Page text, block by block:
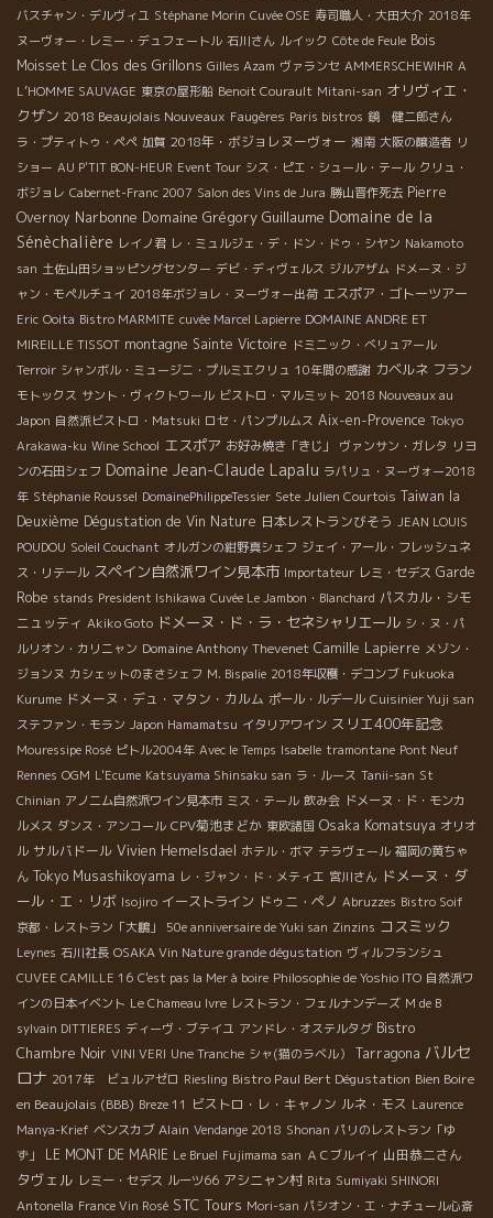
バスチャン・デルヴィユ Stéphane Morin Cuvée OSE 寿司職人・大田大介 2018年
ヌーヴォー・レミー・デュフェートル 石川さん ルイック Côte de Feule Bois
Moisset Le Clos des Grillons Gilles Azam ヴァランセ AMMERSCHEWIHR A
L’HOMME SAUVAGE 東京の屋形船 Benoit Courault Mitani-san オリヴィエ・
クザン 2018 Beaujolais Nouveaux Faugères Paris bistros 鏡 健二郎さん
ラ・プティトゥ・ペペ 加賀 2018年・ボジョレヌーヴォー 湘南 大阪の醸造者 リ
ショー AU P'TIT BON-HEUR Event Tour シス・ピエ・シュール・テール クリュ・
ボジョレ Cabernet-Franc 2007 Salon des Vins de Jura 勝山晋作死去 Pierre
Overnoy Narbonne Domaine Grégory Guillaume Domaine de la
Sénèchalière レイノ君 レ・ミュルジェ・デ・ドン・ドゥ・シヤン Nakamoto
san 土佐山田ショッピングセンター デビ・ディヴェルス ジルアザム ドメーヌ・ジ
ャン・モペルチュイ 2018年ボジョレ・ヌーヴォー出荷 エスポア・ゴトーツアー
Eric Ooita Bistro MARMITE cuvée Marcel Lapierre DOMAINE ANDRE ET
MIREILLE TISSOT montagne Sainte Victoire ドミニック・べリュアール
Terroir シャンボル・ミュージニ・プルミエクリュ 10年間の感謝 カベルネ フラン
モトックス サント・ヴィクトワール ビストロ・マルミット 2018 Nouveaux au
Japon 自然派ビストロ・Matsuki ロセ・パンプルムス Aix-en-Provence Tokyo
Arakawa-ku Wine School エスポア お好み焼き「きじ」 ヴァンサン・ガレタ リヨ
ンの石田シェフ Domaine Jean-Claude Lapalu ラパリュ・ヌーヴォー2018
年 Stéphanie Roussel DomainePhilippeTessier Sete Julien Courtois Taiwan la
Deuxième Dégustation de Vin Nature 日本レストランびそう JEAN LOUIS
POUDOU Soleil Couchant オルガンの紺野真シェフ ジェイ・アール・フレッシュネ
ス・リテール スペイン自然派ワイン見本市 Importateur レミ・セデス Garde
Robe stands President Ishikawa Cuvée Le Jambon・Blanchard パスカル・シモ
ニュッティ Akiko Goto ドメーヌ・ド・ラ・セネシャリエール シ・ヌ・パ
ルリオン・カリニャン Domaine Anthony Thevenet Camille Lapierre メゾン・
ジョンヌ カシェットのまさシェフ M. Bispalie 2018年収穫・デコンブ Fukuoka
Kurume ドメーヌ・デュ・マタン・カルム ポール・ルデール Cuisinier Yuji san
ステファン・モラン Japon Hamamatsu イタリアワイン スリエ400年記念
Mouressipe Rosé ピトル2004年 Avec le Temps Isabelle tramontane Pont Neuf
Rennes OGM L'Ecume Katsuyama Shinsaku san ラ・ルース Tanii-san St
Chinian アノニム自然派ワイン見本市 ミス・テール 飲み会 ドメーヌ・ド・モンカ
ルメス ダンス・アンコール CPV菊池まどか 東欧諸国 Osaka Komatsuya オリオ
ル サルバドール Vivien Hemelsdael ホテル・ボマ テラヴェール 福岡の黄ちゃ
ん Tokyo Musashikoyama レ・ジャン・ド・メティエ 宮川さん ドメーヌ・ダ
ール・エ・リボ Isojiro イーストライン ドゥニ・ペノ Abruzzes Bistro Soif
京都・レストラン「大鵬」
50e anniversaire de Yuki san Zinzins コスミック
Leynes 石川社長 OSAKA Vin Nature grande dégustation ヴィルフランシュ
CUVEE CAMILLE 16 C'est pas la Mer à boire Philosophie de Yoshio ITO 自然派ワ
インの日本イベント Le Chameau Ivre レストラン・フェルナンデーズ M de B
sylvain DITTIERES ディーヴ・ブテイユ アンドレ・オステルタグ Bistro
Chambre Noir VINI VERI Une Tranche シャ(猫のラベル） Tarragona バルセ
ロナ 2017年 ビュルアゼロ Riesling Bistro Paul Bert Dégustation Bien Boire
en Beaujolais (BBB) Breze 11 ビストロ・レ・キャノン ルネ・モス Laurence
Manya-Krief ベンスカブ Alain Vendange 2018 Shonan パリのレストラン「ゆ
ず」
LE MONT DE MARIE Le Bruel Fujimama san ＡＣブルイイ 山田恭二さん
タヴェル レミー・セデス ルーツ66 アシニャン村 Rita Sumiyaki SHINORI
Antonella France Vin Rosé STC Tours Mori-san パシオン・エ・ナチュール心斎